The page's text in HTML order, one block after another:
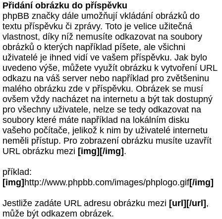
Přidání obrázku do příspěvku
phpBB značky dále umožňují vkládání obrázků do
textu příspěvku či zprávy. Toto je velice užitečná
vlastnost, díky níž nemusíte odkazovat na soubory
obrázků o kterých například píšete, ale všichni
uživatelé je ihned vidí ve vašem příspěvku. Jak bylo
uvedeno výše, můžete využít obrázku k vytvoření URL
odkazu na váš server nebo například pro zvětšeninu
malého obrázku zde v příspěvku. Obrázek se musí
ovšem vždy nacházet na internetu a být tak dostupný
pro všechny uživatele, nelze se tedy odkazovat na
soubory které máte například na lokálním disku
vašeho počítače, jelikož k nim by uživatelé internetu
neměli přístup. Pro zobrazení obrázku musíte uzavřít
URL obrázku mezi [img][/img] .
příklad:
[img] http://www.phpbb.com/images/phplogo.gif[/img]
Jestliže zadáte URL adresu obrázku mezi [url][/url] ,
může být odkazem obrázek.